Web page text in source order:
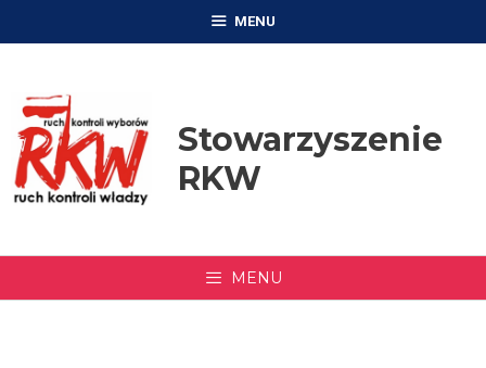
MENU
Stowarzyszenie
RKW
MENU